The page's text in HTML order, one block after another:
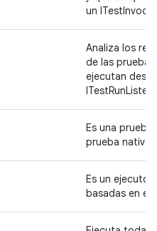
un
Analiza los
de las
ejecutan
Es una
prueba nativo.
Es un ejecutor
basadas en el